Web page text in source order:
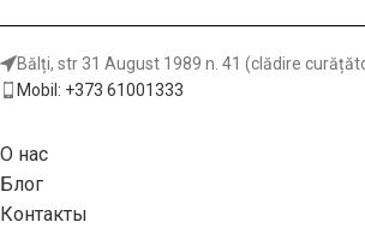
https://www.cmtorangetools.com/eu-
en/industrial-saw-blades/multi-
Bălți, str 31 August 1989 n. 41 (clădire
Mobil: +373 61001333
О нас
Блог
Контакты